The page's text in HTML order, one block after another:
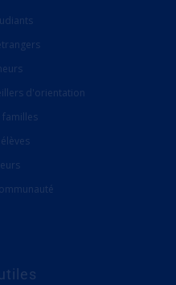
d'orientation
familles